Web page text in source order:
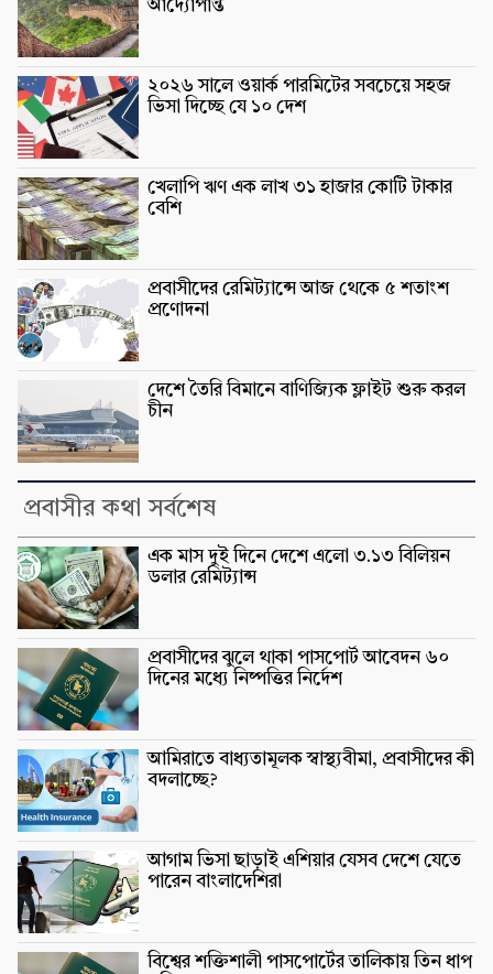
আদ্যোপান্ত
২০২৬ সালে ওয়ার্ক পারমিটের সবচেয়ে সহজ
ভিসা দিচ্ছে যে ১০ দেশ
খেলাপি ঋণ এক লাখ ৩১ হাজার কোটি টাকার
বেশি
প্রবাসীদের রেমিট্যান্সে আজ থেকে ৫ শতাংশ
প্রণোদনা
দেশে তৈরি বিমানে বাণিজ্যিক ফ্লাইট শুরু করল
চীন
প্রবাসীর কথা সর্বশেষ
এক মাস দুই দিনে দেশে এলো ৩.১৩ বিলিয়ন
ডলার রেমিট্যান্স
প্রবাসীদের ঝুলে থাকা পাসপোর্ট আবেদন ৬০
দিনের মধ্যে নিষ্পত্তির নির্দেশ
আমিরাতে বাধ্যতামূলক স্বাস্থ্যবীমা, প্রবাসীদের কী
বদলাচ্ছে?
আগাম ভিসা ছাড়াই এশিয়ার যেসব দেশে যেতে
পারেন বাংলাদেশিরা
বিশ্বের শক্তিশালী পাসপোর্টের তালিকায় তিন ধাপ